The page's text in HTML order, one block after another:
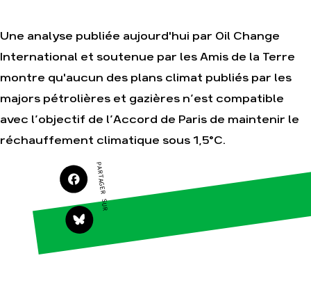
Agir
terrain
Agir au quotidien
Soutenir les
campagnes
Transmettre tout ou
partie de son
patrimoine
Télécharger
gratuitement les
guides éco-citoyens
Nos
thématiques
Climat – Énergie
Surproduction
Agriculture
Finance
Une analyse publiée aujourd'hui par Oil Change
International et soutenue par les Amis de la Terre
montre qu'aucun des plans climat publiés par les
majors pétrolières et gazières n’est compatible
avec l’objectif de l’Accord de Paris de maintenir le
réchauffement climatique sous 1,5°C.
PARTAGER SUR